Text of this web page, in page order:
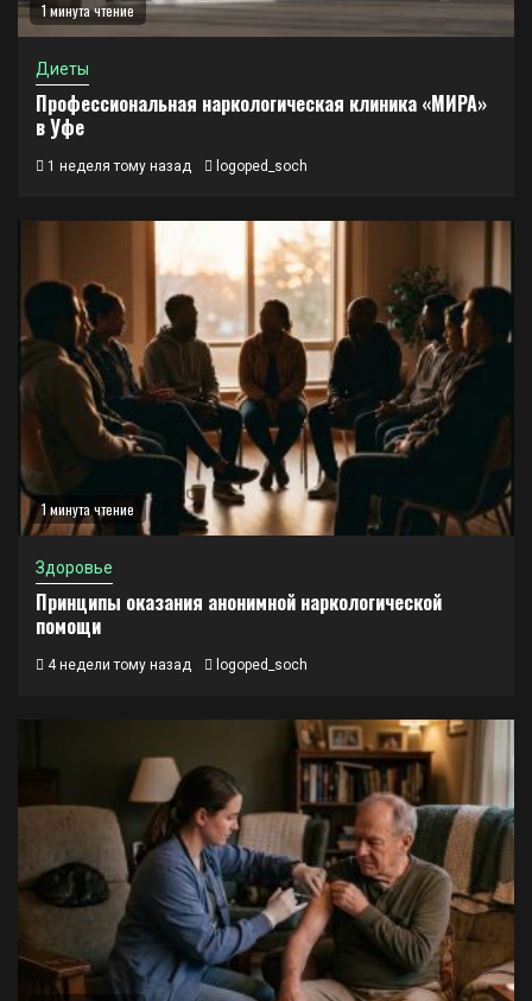
1 минута чтение
Диеты
Профессиональная наркологическая клиника «МИРА»
в Уфе
1 неделя тому назад logoped_soch
1 минута чтение
Здоровье
Принципы оказания анонимной наркологической
помощи
4 недели тому назад logoped_soch